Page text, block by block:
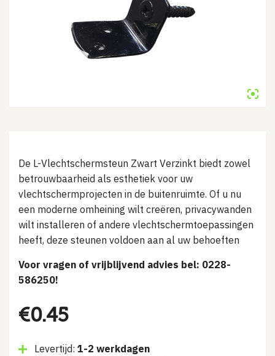
De L-Vlechtschermsteun Zwart Verzinkt biedt zowel
betrouwbaarheid als esthetiek voor uw
vlechtschermprojecten in de buitenruimte. Of u nu
een moderne omheining wilt creëren, privacywanden
wilt installeren of andere vlechtschermtoepassingen
heeft, deze steunen voldoen aan al uw behoeften
Voor vragen of vrijblijvend advies bel: 0228-
586250!
€0.45
Levertijd: 1-2 werkdagen